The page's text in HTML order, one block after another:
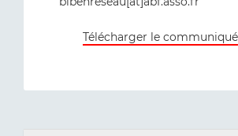
Télécharger le communiqué